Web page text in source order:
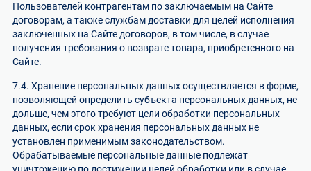
Пользователей контрагентам по заключаемым на Сайте
договорам, а также службам доставки для целей исполнения
заключенных на Сайте договоров, в том числе, в случае
получения требования о возврате товара, приобретенного на
Сайте.
7.4. Хранение персональных данных осуществляется в форме,
позволяющей определить субъекта персональных данных, не
дольше, чем этого требуют цели обработки персональных
данных, если срок хранения персональных данных не
установлен применимым законодательством.
Обрабатываемые персональные данные подлежат